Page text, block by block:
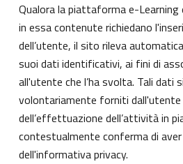
Qualora la piattaforma e-
in essa contenute richiedano
dell’utente, il sito rileva
suoi dati identificativi, ai fini di
all'utente che l’ha svolta. Tali dati
volontariamente forniti
dell’effettuazione dell’attività in
contestualmente conferma di
dell'informativa privacy.